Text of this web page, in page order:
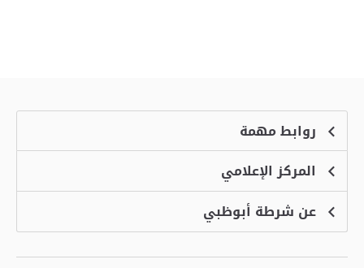
روابط مهمة
الشكاوى
منصة التوظيف الذكية
الاسئلة الشائعة
خدمة أمان
المركز الإعلامي
الأخبارعن شرطة أبوظبي
الرؤية والرسالة والقيم